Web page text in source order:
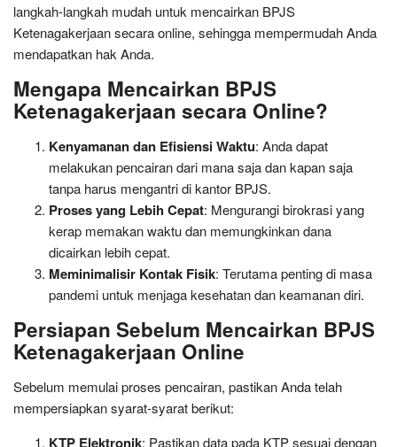
langkah-langkah mudah untuk mencairkan BPJS
Ketenagakerjaan secara online, sehingga mempermudah Anda
mendapatkan hak Anda.
Mengapa Mencairkan BPJS
Ketenagakerjaan secara Online?
Kenyamanan dan Efisiensi Waktu: Anda dapat
melakukan pencairan dari mana saja dan kapan saja
tanpa harus mengantri di kantor BPJS.
Proses yang Lebih Cepat: Mengurangi birokrasi yang
kerap memakan waktu dan memungkinkan dana
dicairkan lebih cepat.
Meminimalisir Kontak Fisik: Terutama penting di masa
pandemi untuk menjaga kesehatan dan keamanan diri.
Persiapan Sebelum Mencairkan BPJS
Ketenagakerjaan Online
Sebelum memulai proses pencairan, pastikan Anda telah
mempersiapkan syarat-syarat berikut:
KTP Elektronik: Pastikan data pada KTP sesuai dengan